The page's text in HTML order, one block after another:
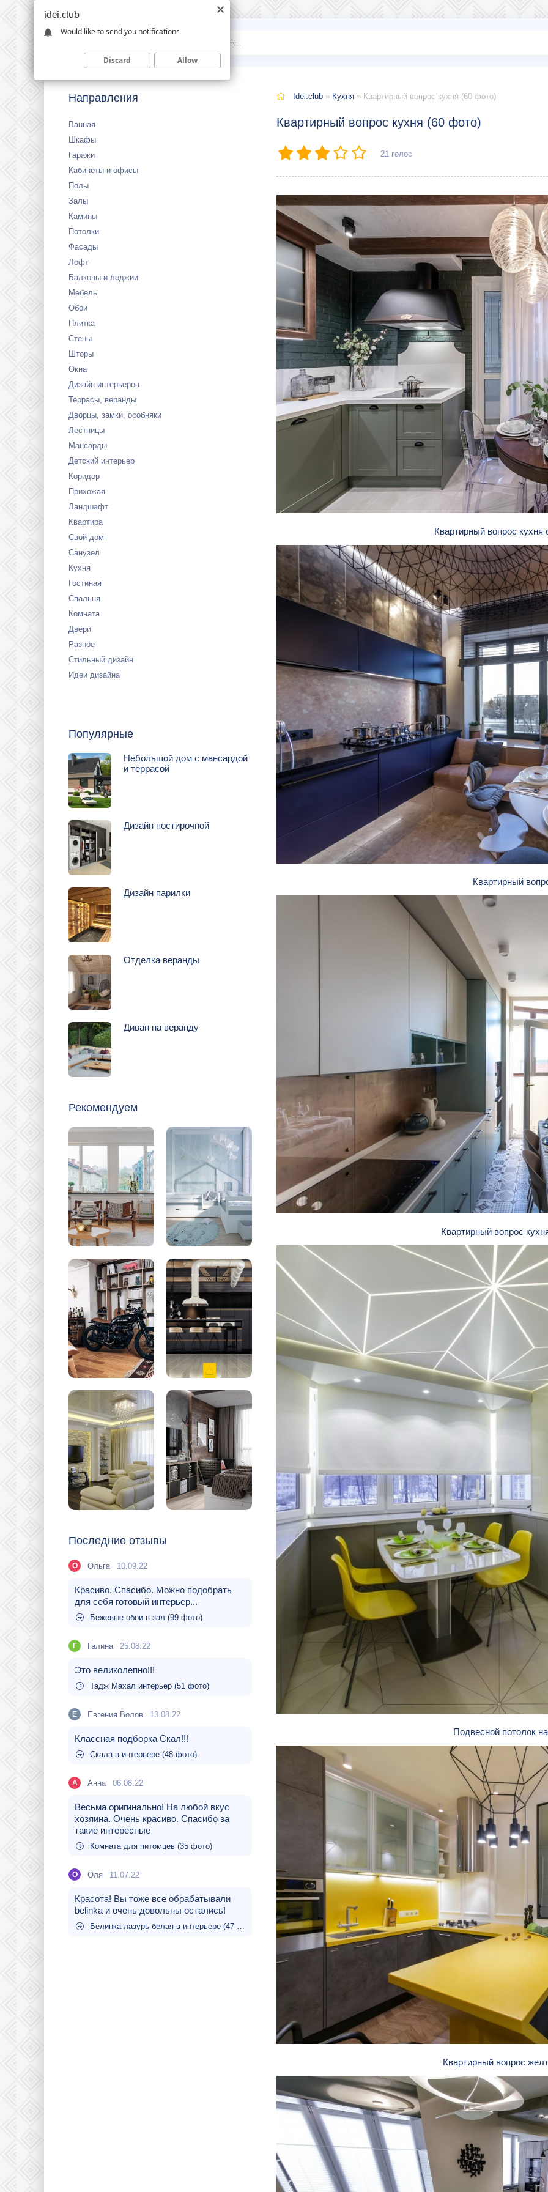
Idei
Направления
Ванная
Шкафы
Гаражи
Кабинеты и офисы
Полы
Залы
Камины
Потолки
Фасады
Лофт
Балконы и лоджии
Мебель
Обои
Плитка
Стены
Шторы
Окна
Дизайн интерьеров
Террасы, веранды
Дворцы, замки, особняки
Лестницы
Мансарды
Детский интерьер
Коридор
Прихожая
Ландшафт
Квартира
Свой дом
Санузел
Кухня
Гостиная
Спальня
Комната
Двери
Разное
Стильный дизайн
Идеи дизайна
Популярные
Небольшой дом с мансардой
и террасой
Дизайн постирочной
Дизайн парилки
Отделка веранды
Диван на веранду
Рекомендуем
Последние отзывы
О Ольга 10.09.22
Красиво. Спасибо. Можно подобрать
для себя готовый интерьер...
Бежевые обои в зал (99 фото)
Г Галина 25.08.22
Это великолепно!!!
Тадж Махал интерьер (51 фото)
Е Евгения Волов 13.08.22
Классная подборка Скал!!!
Скала в интерьере (48 фото)
A Aнна 06.08.22
Весьма оригинально! На любой вкус
хозяина. Очень красиво. Спасибо за
такие интересные
Комната для питомцев (35 фото)
О Оля 11.07.22
Красота! Вы тоже все обрабатывали
belinka и очень довольны остались!
Белинка лазурь белая в интерьере (47 фото)
Idei.club » Кухня » Квартирный вопрос кухня (60 фото)
Квартирный вопрос кухня (60 фото)
21 голос
Квартирный вопрос
Квартирный
Квартирный вопрос
Подвесной потолок
Квартирный вопрос
idei.club
Would like to send you notifications
Discard Allow